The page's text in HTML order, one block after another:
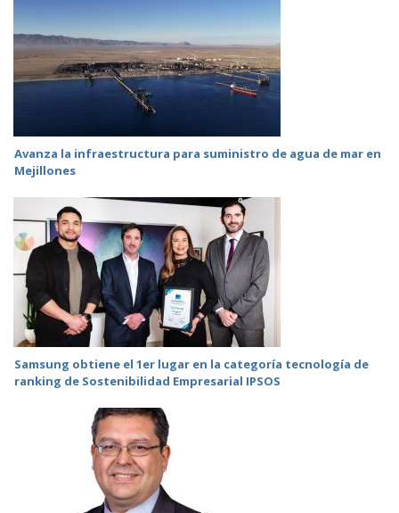
Avanza la infraestructura para suministro de agua de mar en
Mejillones
Samsung obtiene el 1er lugar en la categoría tecnología de
ranking de Sostenibilidad Empresarial IPSOS